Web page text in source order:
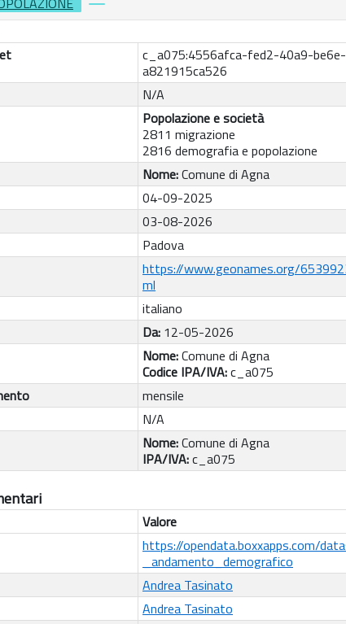
c_a075:4556afca-fed2-40a9-be6e-
a821915ca526
N/A
Popolazione e società
2811 migrazione
2816 demografia e popolazione
Nome:Comune di Agna
04-09-2025
03-08-2026
Padova
https://www.geonames.org/
ml
italiano
Da: 12-05-2026
Nome:Comune di Agna
Codice IPA/IVA:c_a075
mensile
N/A
Nome:Comune di Agna
IPA/IVA:c_a075
Valore
https://opendata.boxxapps.com/
_andamento_demografico
Andrea Tasinato
Andrea Tasinato